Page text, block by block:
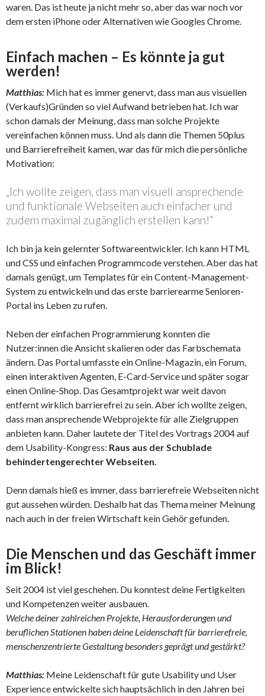
waren. Das ist heute ja nicht mehr so, aber das war noch vor
dem ersten iPhone oder Alternativen wie Googles Chrome.
Einfach machen – Es könnte ja gut
werden!
Matthias: Mich hat es immer genervt, dass man aus visuellen
(Verkaufs)Gründen so viel Aufwand betrieben hat. Ich war
schon damals der Meinung, dass man solche Projekte
vereinfachen können muss. Und als dann die Themen 50plus
und Barrierefreiheit kamen, war das für mich die persönliche
Motivation:
„Ich wollte zeigen, dass man visuell ansprechende
und funktionale Webseiten auch einfacher und
zudem maximal zugänglich erstellen kann!“
Ich bin ja kein gelernter Softwareentwickler. Ich kann HTML
und CSS und einfachen Programmcode verstehen. Aber das hat
damals genügt, um Templates für ein Content-Management-
System zu entwickeln und das erste barrierearme Senioren-
Portal ins Leben zu rufen.
Neben der einfachen Programmierung konnten die
Nutzer:innen die Ansicht skalieren oder das Farbschemata
ändern. Das Portal umfasste ein Online-Magazin, ein Forum,
einen interaktiven Agenten, E-Card-Service und später sogar
einen Online-Shop. Das Gesamtprojekt war weit davon
entfernt wirklich barrierefrei zu sein. Aber ich wollte zeigen,
dass man ansprechende Webprojekte für alle Zielgruppen
anbieten kann. Daher lautete der Titel des Vortrags 2004 auf
dem Usability-Kongress: Raus aus der Schublade
behindertengerechter Webseiten.
Denn damals hieß es immer, dass barrierefreie Webseiten nicht
gut aussehen würden. Deshalb hat das Thema meiner Meinung
nach auch in der freien Wirtschaft kein Gehör gefunden.
Die Menschen und das Geschäft immer
im Blick!
Seit 2004 ist viel geschehen. Du konntest deine Fertigkeiten
und Kompetenzen weiter ausbauen.
Welche deiner zahlreichen Projekte, Herausforderungen und
beruflichen Stationen haben deine Leidenschaft für barrierefreie,
menschenzentrierte Gestaltung besonders geprägt und gestärkt?
Matthias: Meine Leidenschaft für gute Usability und User
Experience entwickelte sich hauptsächlich in den Jahren bei